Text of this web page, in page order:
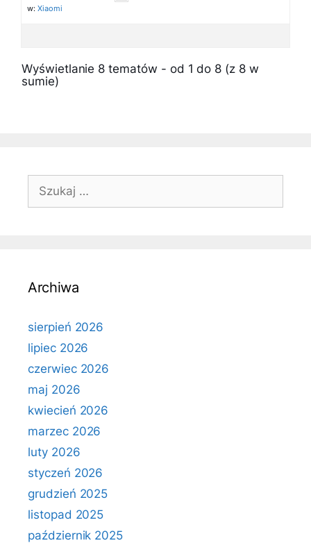
w: Xiaomi
Wyświetlanie 8 tematów - od 1 do 8 (z 8 w
sumie)
Szukaj:
Archiwa
sierpień 2026
lipiec 2026
czerwiec 2026
maj 2026
kwiecień 2026
marzec 2026
luty 2026
styczeń 2026
grudzień 2025
listopad 2025
październik 2025